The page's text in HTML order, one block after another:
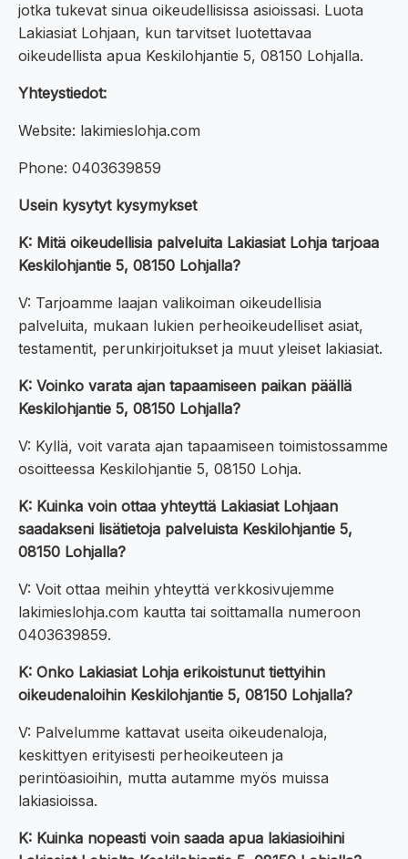
jotka tukevat sinua oikeudellisissa asioissasi. Luota
Lakiasiat Lohjaan, kun tarvitset luotettavaa
oikeudellista apua Keskilohjantie 5, 08150 Lohjalla.
Yhteystiedot:
Website: lakimieslohja.com
Phone: 0403639859
Usein kysytyt kysymykset
K: Mitä oikeudellisia palveluita Lakiasiat Lohja tarjoaa
Keskilohjantie 5, 08150 Lohjalla?
V: Tarjoamme laajan valikoiman oikeudellisia
palveluita, mukaan lukien perheoikeudelliset asiat,
testamentit, perunkirjoitukset ja muut yleiset lakiasiat.
K: Voinko varata ajan tapaamiseen paikan päällä
Keskilohjantie 5, 08150 Lohjalla?
V: Kyllä, voit varata ajan tapaamiseen toimistossamme
osoitteessa Keskilohjantie 5, 08150 Lohja.
K: Kuinka voin ottaa yhteyttä Lakiasiat Lohjaan
saadakseni lisätietoja palveluista Keskilohjantie 5,
08150 Lohjalla?
V: Voit ottaa meihin yhteyttä verkkosivujemme
lakimieslohja.com kautta tai soittamalla numeroon
0403639859.
K: Onko Lakiasiat Lohja erikoistunut tiettyihin
oikeudenaloihin Keskilohjantie 5, 08150 Lohjalla?
V: Palvelumme kattavat useita oikeudenaloja,
keskittyen erityisesti perheoikeuteen ja
perintöasioihin, mutta autamme myös muissa
lakiasioissa.
K: Kuinka nopeasti voin saada apua lakiasioihini